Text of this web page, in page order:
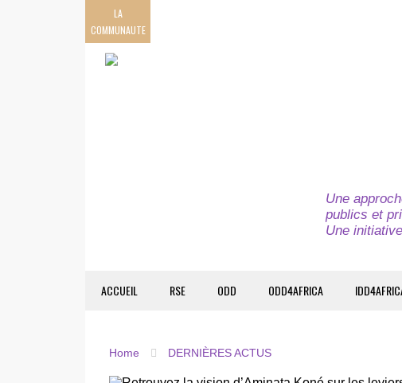
LA
COMMUNAUTE
Une
publics et
Une
ACCUEIL RSE ODD ODD4AFRICA
Home DERNIÈRES ACTUS